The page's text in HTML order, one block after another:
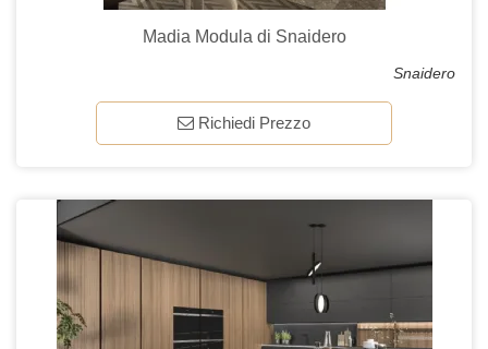
Madia Modula di Snaidero
Snaidero
Richiedi Prezzo